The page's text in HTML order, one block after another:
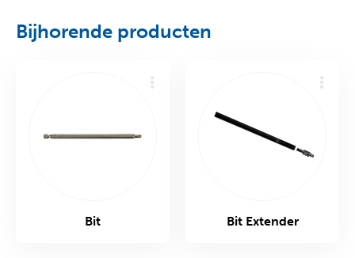
Bijhorende producten
Bit Bit Extender